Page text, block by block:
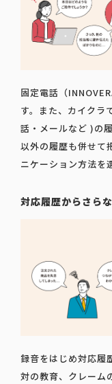
固定電話（
す。また、カイクラ
話・メールなど )の
以外の履歴も併せて
ニケーション方法を
対応履歴からさら
録音をはじめ対応履
対の教育、クレーム